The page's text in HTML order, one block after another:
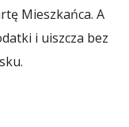
Mieszkańca. A
i uiszcza bez